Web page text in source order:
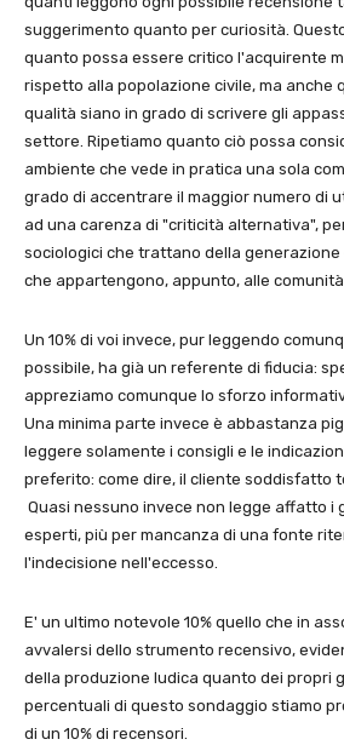
suggerimento quanto per curiosità.
quanto possa essere critico l'acquirente
rispetto alla popolazione civile, ma anche
qualità siano in grado di scrivere gli
settore. Ripetiamo quanto ciò possa
ambiente che vede in pratica una sola
grado di accentrare il maggior numero di
ad una carenza di "criticità alternativa",
sociologici che trattano della generazione
che appartengono, appunto, alle
Un 10% di voi invece, pur leggendo
possibile, ha già un referente di fiducia:
appreziamo comunque lo sforzo
Una minima parte invece è abbastanza
leggere solamente i consigli e le
preferito: come dire, il cliente soddisfatto
Quasi nessuno invece non legge affatto i
esperti, più per mancanza di una fonte
l'indecisione nell'eccesso.
E' un ultimo notevole 10% quello che in
avvalersi dello strumento recensivo,
della produzione ludica quanto dei propri
percentuali di questo sondaggio stiamo
di un 10% di recensori.